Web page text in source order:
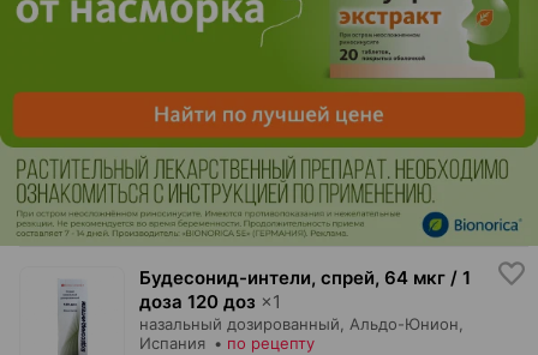
Будесонид-интели, спрей, 64 мкг / 1
доза 120 доз ×1
назальный дозированный, Альдо-Юнион,
Испания • по рецепту